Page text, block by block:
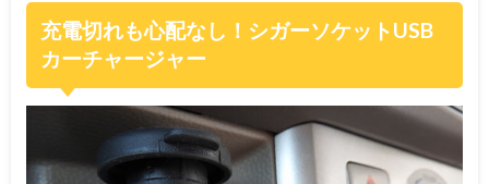
充電切れも心配なし！シガーソケットUSB
カーチャージャー